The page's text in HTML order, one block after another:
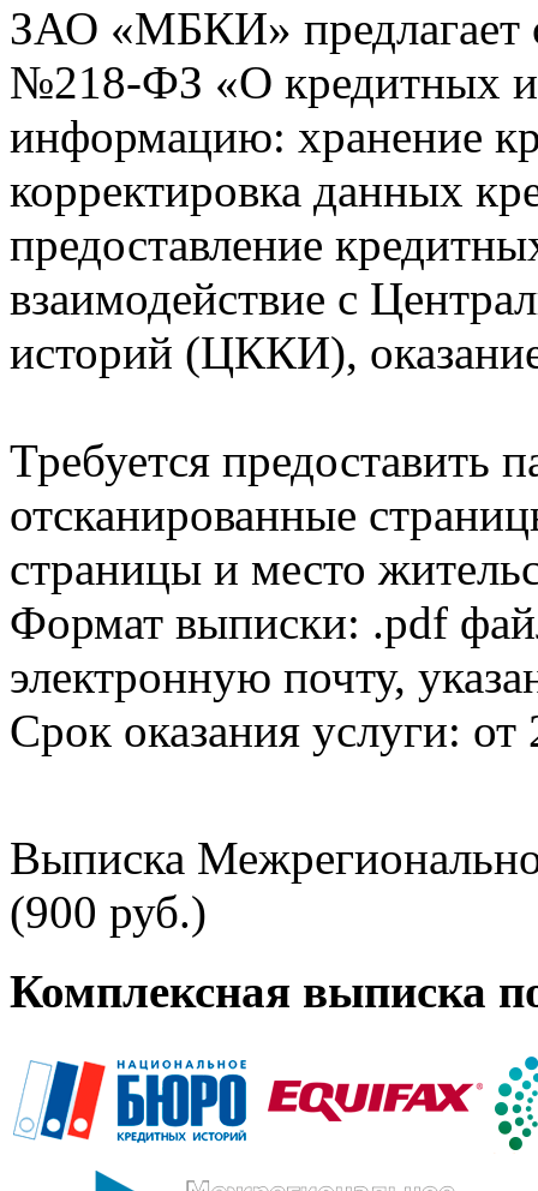
ЗАО «МБКИ» предлагает
№218-ФЗ «О кредитных
информацию: хранение
корректировка данных
предоставление
взаимодействие с
историй (ЦККИ),
Требуется предоставить
отсканированные
страницы и место
Формат выписки: .pdf
электронную почту,
Срок оказания услуги: от
Выписка
(900 руб.)
Комплексная выписка